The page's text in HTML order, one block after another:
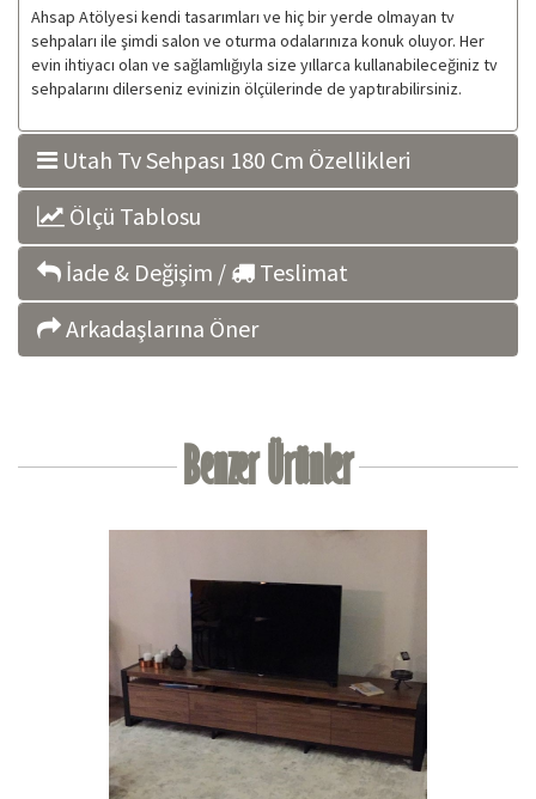
Ahsap Atölyesi kendi tasarımları ve hiç bir yerde olmayan tv
sehpaları ile şimdi salon ve oturma odalarınıza konuk oluyor. Her
evin ihtiyacı olan ve sağlamlığıyla size yıllarca kullanabileceğiniz tv
sehpalarını dilerseniz evinizin ölçülerinde de yaptırabilirsiniz.
Utah Tv Sehpası 180 Cm Özellikleri
Ölçü Tablosu
İade & Değişim /
Teslimat
Arkadaşlarına Öner
Benzer Ürünler